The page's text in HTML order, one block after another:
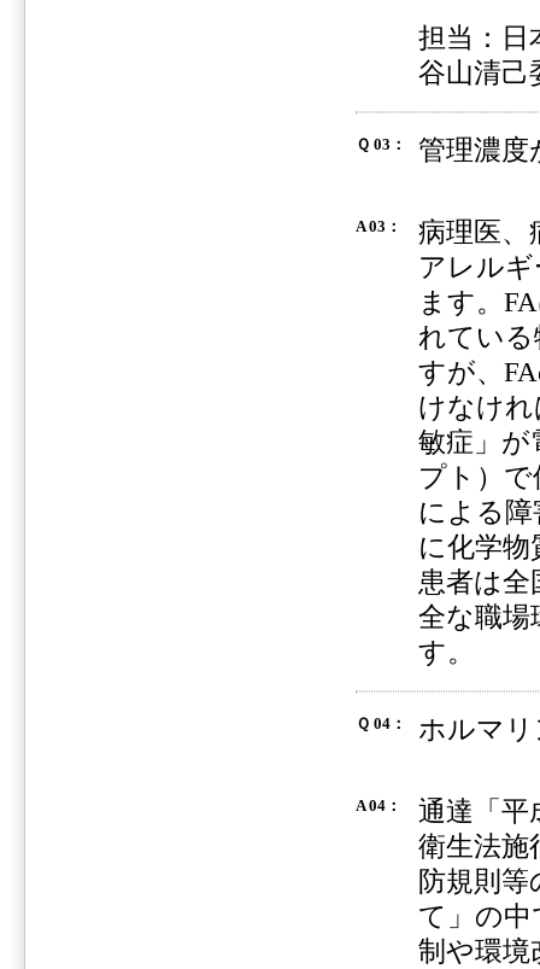
担当：
谷山清己
Ｑ 03： 管理濃度
A 03：
病理医、
アレル
ます。
れてい
すが、
けなけれ
敏症」が
プト）
による
に化学
患者は
全な職場
す。
Ｑ 04： ホルマ
A 04：
通達「平
衛生法施
防規則等
て」の中
制や環境